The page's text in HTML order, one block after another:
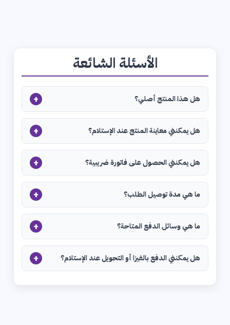
الأسئلة الشائعة
هل هذا المنتج أصلي؟ +
هل يمكنني معاينة المنتج عند الإستلام؟ +
هل يمكنني الحصول على فاتورة ضريبية؟ +
ما هي مدة توصيل الطلب؟ +
ما هي وسائل الدفع المتاحة؟ +
هل يمكنني الدفع بالفيزا أو التحويل عند الإستلام؟ +